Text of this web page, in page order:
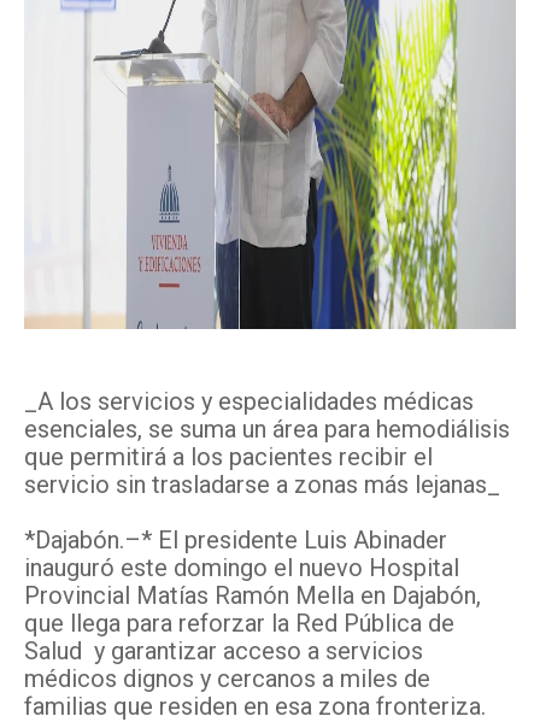
_A los servicios y especialidades médicas
esenciales, se suma un área para hemodiálisis
que permitirá a los pacientes recibir el
servicio sin trasladarse a zonas más lejanas_
*Dajabón.–* El presidente Luis Abinader
inauguró este domingo el nuevo Hospital
Provincial Matías Ramón Mella en Dajabón,
que llega para reforzar la Red Pública de
Salud y garantizar acceso a servicios
médicos dignos y cercanos a miles de
familias que residen en esa zona fronteriza.